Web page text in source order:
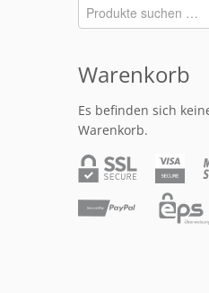
Warenkorb
Es befinden sich
Warenkorb.